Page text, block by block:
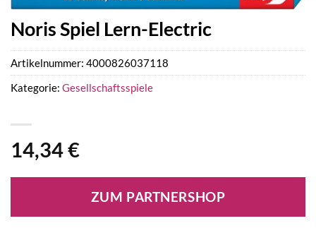
Noris Spiel Lern-Electric
14,34€
ZUM PARTNERSHOP
Artikelnummer: 4000826037118
Kategorie: Gesellschaftsspiele